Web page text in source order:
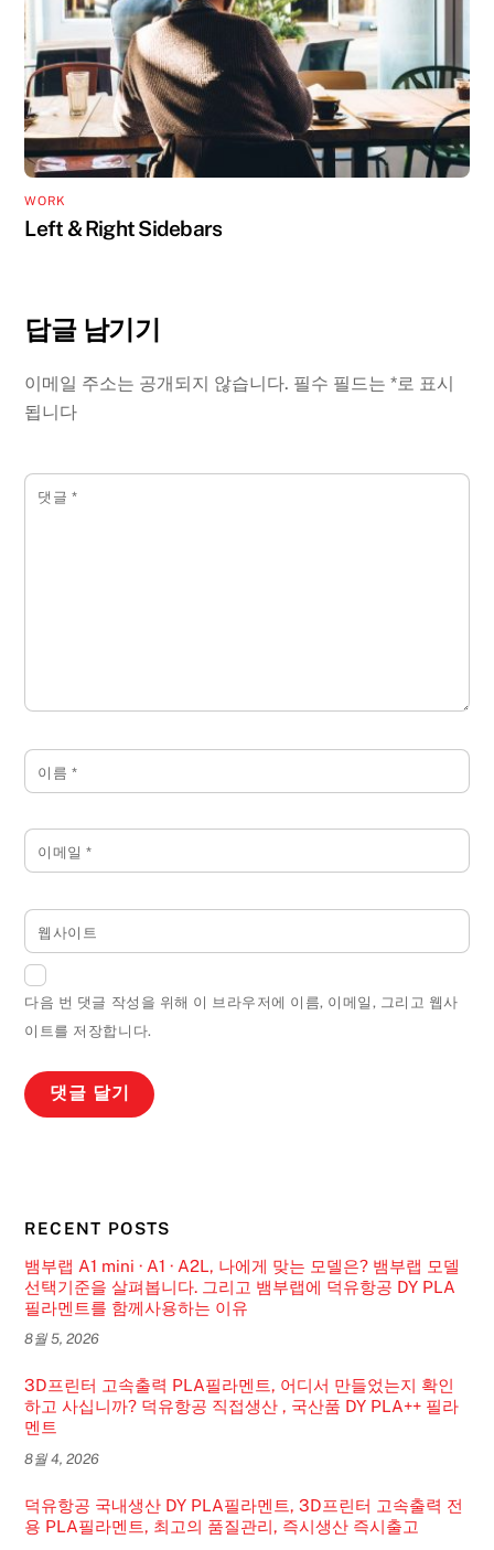
WORK
Left & Right Sidebars
답글 남기기
이메일 주소는 공개되지 않습니다. 필수 필드는*로 표시
됩니다
댓글 *
이름 *
이메일*
웹사이트
다음 번 댓글 작성을 위해 이 브라우저에 이름, 이메일, 그리고 웹사
이트를 저장합니다.
RECENT POSTS
뱀부랩 A1 mini · A1 · A2L, 나에게 맞는 모델은? 뱀부랩 모델
선택기준을 살펴봅니다. 그리고 뱀부랩에 덕유항공 DY PLA
필라멘트를 함께사용하는 이유
8월 5, 2026
3D프린터 고속출력 PLA필라멘트, 어디서 만들었는지 확인
하고 사십니까? 덕유항공 직접생산 , 국산품 DY PLA++ 필라
멘트
8월 4, 2026
덕유항공 국내생산 DY PLA필라멘트, 3D프린터 고속출력 전
용 PLA필라멘트, 최고의 품질관리, 즉시생산 즉시출고